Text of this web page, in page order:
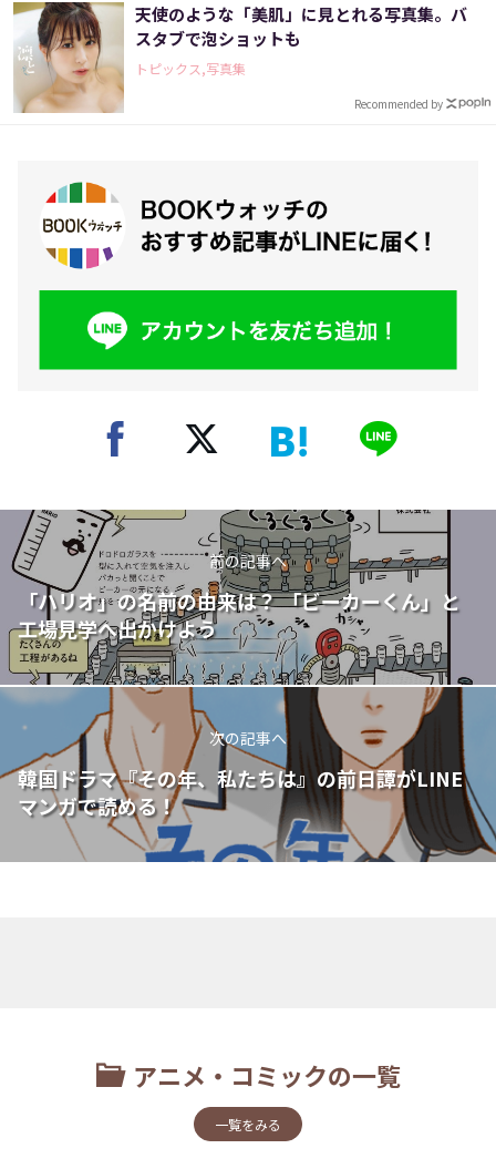
天使のような「美肌」に見とれる写真集。バ
スタブで泡ショットも
トピックス,写真集
Recommended by
前の記事へ
「ハリオ」の名前の由来は？ 「ビーカーくん」と
工場見学へ出かけよう
次の記事へ
韓国ドラマ『その年、私たちは』の前日譚がLINE
マンガで読める！
アニメ・コミックの一覧
一覧をみる